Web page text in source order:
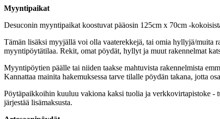
Myyntipaikat
Desuconin myyntipaikat koostuvat pääosin 125cm x 70cm -
Tämän lisäksi myyjällä voi olla vaaterekkejä, tai omia hyllyjä/muita
myyntipöytätilaa. Rekit, omat pöydät, hyllyt ja muut rakennelmat
Myyntipöytien päälle tai niiden taakse mahtuvista rakennelmista
Kannattaa mainita hakemuksessa tarve tilalle pöydän takana, jotta
Pöytäpaikkoihin kuuluu vakiona kaksi tuolia ja verkkovirtapistoke -
järjestää lisämaksusta.